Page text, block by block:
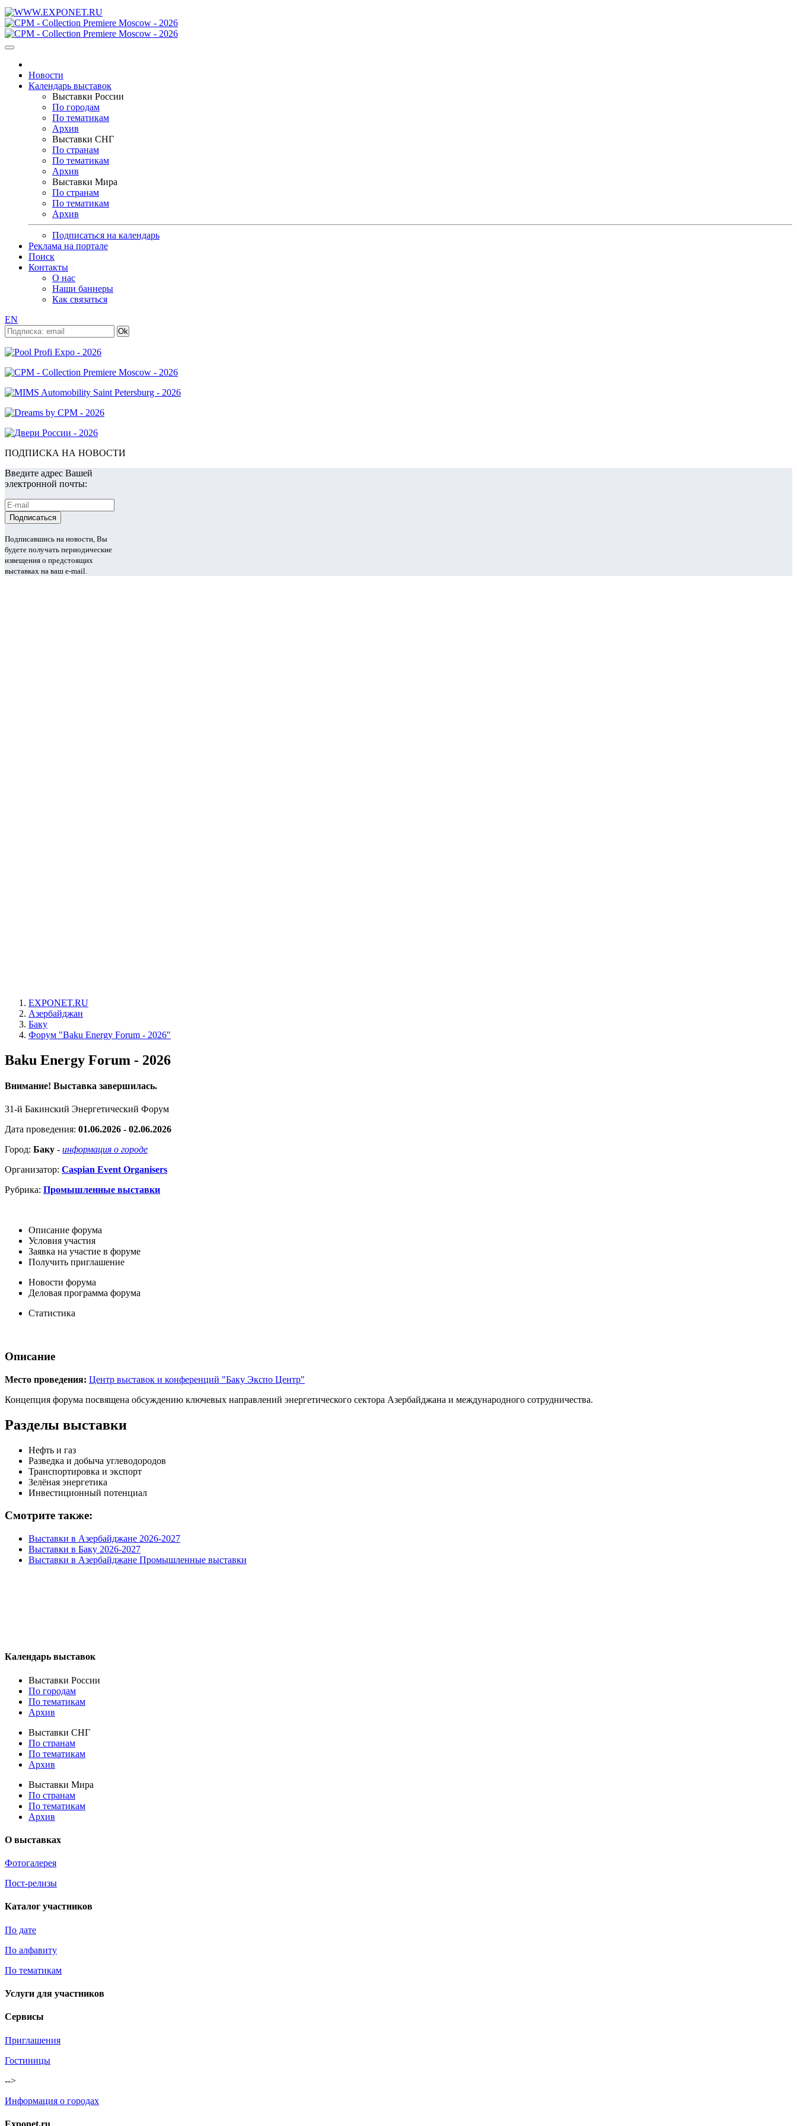
Новости
Календарь выставок
Выставки России
По городам
По тематикам
Архив
Выставки СНГ
По странам
По тематикам
Архив
Выставки Мира
По странам
По тематикам
Архив
Подписаться на календарь
Реклама на портале
Поиск
Контакты
О нас
Наши баннеры
Как связаться
EN
ПОДПИСКА НА НОВОСТИ
Введите адрес Вашей
электронной почты:
Подписавшись на новости, Вы
будете получать периодические
извещения о предстоящих
выставках на ваш e-mail.
EXPONET.RU
Азербайджан
Баку
Форум "Baku Energy Forum - 2026"
Baku Energy Forum - 2026
Внимание! Выставка завершилась.
31-й Бакинский Энергетический Форум
Дата проведения: 01.06.2026 - 02.06.2026
Город: Баку - информация о городе
Организатор: Caspian Event Organisers
Рубрика: Промышленные выставки
Описание форума
Условия участия
Заявка на участие в форуме
Получить приглашение
Новости форума
Деловая программа форума
Статистика
Описание
Место проведения: Центр выставок и конференций "Баку Экспо Центр"
Концепция форума посвящена обсуждению ключевых направлений энергетического сектора Азербайджана и международного сотрудничества.
Разделы выставки
Нефть и газ
Разведка и добыча углеводородов
Транспортировка и экспорт
Зелёная энергетика
Инвестиционный потенциал
Смотрите также:
Выставки в Азербайджане 2026-2027
Выставки в Баку 2026-2027
Выставки в Азербайджане Промышленные выставки
Календарь выставок
Выставки России
По городам
По тематикам
Архив
Выставки СНГ
По странам
По тематикам
Архив
Выставки Мира
По странам
По тематикам
Архив
О выставках
Фотогалерея
Пост-релизы
Каталог участников
По дате
По алфавиту
По тематикам
Услуги для участников
Сервисы
Приглашения
Гостиницы
-->
Информация о городах
Exponet.ru